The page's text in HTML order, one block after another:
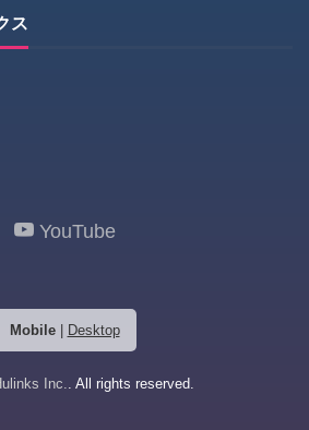
ス
YouTube
Mobile| Desktop
Inc. . All rights reserved.